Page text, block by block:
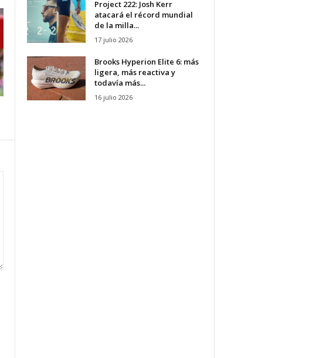
Project 222: Josh Kerr
atacará el récord mundial
de la milla...
17 julio 2026
Brooks Hyperion Elite 6: más
ligera, más reactiva y
todavía más...
16 julio 2026